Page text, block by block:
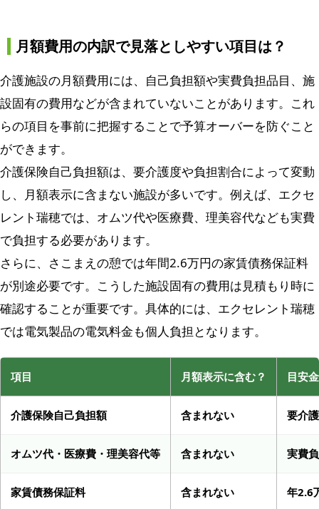
月額費用の内訳で見落としやすい項目は？
介護施設の月額費用には、自己負担額や実費負担品目、施
設固有の費用などが含まれていないことがあります。これ
らの項目を事前に把握することで予算オーバーを防ぐこと
ができます。
介護保険自己負担額は、要介護度や負担割合によって変動
し、月額表示に含まない施設が多いです。例えば、エクセ
レント瑞穂では、オムツ代や医療費、理美容代なども実費
で負担する必要があります。
さらに、さこまえの憩では年間2.6万円の家賃債務保証料
が別途必要です。こうした施設固有の費用は見積もり時に
確認することが重要です。具体的には、エクセレント瑞穂
では電気製品の電気料金も個人負担となります。
項目 月額表示に含む？ 目安
介護保険自己負担額 含まれない 要介
オムツ代・医療費・理美容代等 含まれない 実費
家賃債務保証料 含まれない 年2.6